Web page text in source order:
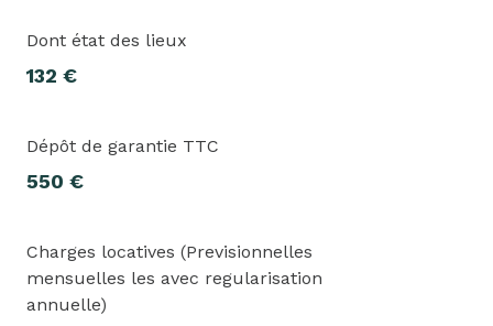
Dont état des lieux
132 €
Dépôt de garantie TTC
550 €
Charges locatives (Previsionnelles
mensuelles les avec regularisation
annuelle)